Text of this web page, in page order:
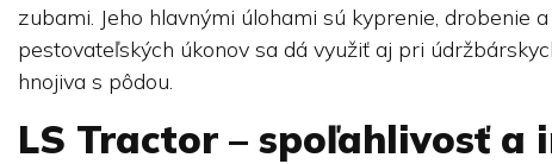
zubami. Jeho hlavnými úlohami sú kyprenie, drobenie
pestovateľských úkonov sa dá využiť aj pri
hnojiva s pôdou.
LS Tractor – spoľahlivosť a